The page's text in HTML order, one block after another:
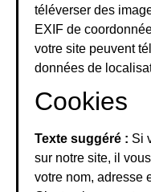
téléverser des
EXIF de
votre site peuvent
données de
Cookies
Texte suggéré : Si
sur notre site, il
votre nom, adresse